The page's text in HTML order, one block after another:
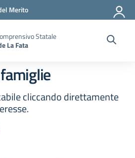
Merito
Statale
La Fata
cliccando direttamente